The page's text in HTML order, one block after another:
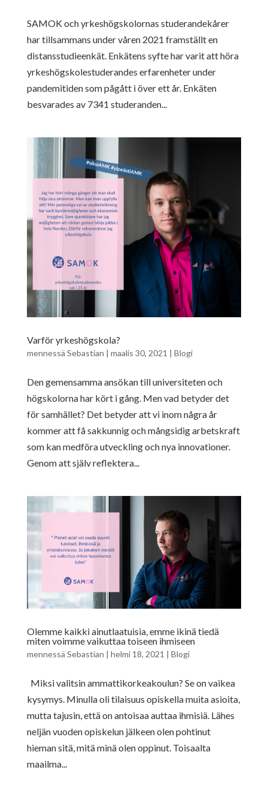
SAMOK och yrkeshögskolornas studerandekårer
har tillsammans under våren 2021 framställt en
distansstudieenkät. Enkätens syfte har varit att höra
yrkeshögskolestuderandes erfarenheter under
pandemitiden som pågått i över ett år. Enkäten
besvarades av 7341 studeranden...
Varför yrkeshögskola?
mennessä Sebastian | maalis 30, 2021 | Blogi
Den gemensamma ansökan till universiteten och
högskolorna har kört i gång. Men vad betyder det
för samhället? Det betyder att vi inom några år
kommer att få sakkunnig och mångsidig arbetskraft
som kan medföra utveckling och nya innovationer.
Genom att själv reflektera...
Olemme kaikki ainutlaatuisia, emme ikinä tiedä
miten voimme vaikuttaa toiseen ihmiseen
mennessä Sebastian | helmi 18, 2021 | Blogi
Miksi valitsin ammattikorkeakoulun? Se on vaikea
kysymys. Minulla oli tilaisuus opiskella muita asioita,
mutta tajusin, että on antoisaa auttaa ihmisiä. Lähes
neljän vuoden opiskelun jälkeen olen pohtinut
hieman sitä, mitä minä olen oppinut. Toisaalta
maailma...